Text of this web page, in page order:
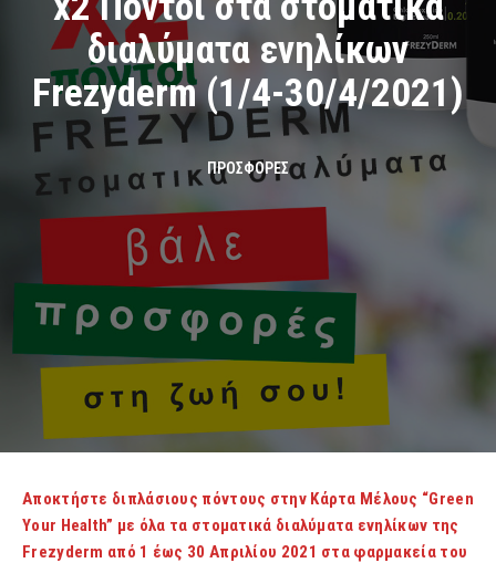
διαλύματα ενηλίκων
Frezyderm (1/4-30/4/2021)
ΠΡΟΣΦΟΡΈΣ
Αποκτήστε διπλάσιους πόντους στην Κάρτα Μέλους “Green
Your Health” με όλα τα στοματικά διαλύματα ενηλίκων της
Frezyderm από 1 έως 30 Απριλίου 2021 στα φαρμακεία του